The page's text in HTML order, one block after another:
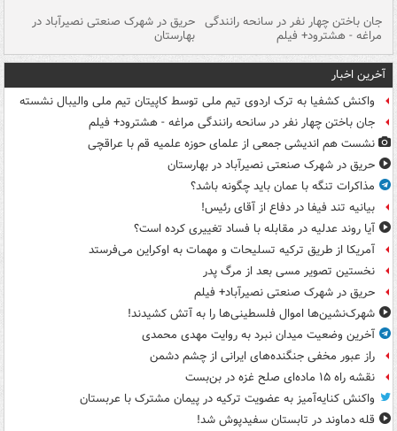
جان باختن چهار نفر در سانحه رانندگی
مراغه - هشترود+ فیلم
حریق در شهرک صنعتی نصیرآباد در
بهارستان
آخرین اخبار
واکنش کشفیا به ترک اردوی تیم ملی توسط کاپیتان تیم ملی والیبال نشسته
جان باختن چهار نفر در سانحه رانندگی مراغه - هشترود+ فیلم
نشست هم اندیشی جمعی از علمای حوزه علمیه قم با عراقچی
حریق در شهرک صنعتی نصیرآباد در بهارستان
مذاکرات تنگه با عمان باید چگونه باشد؟
بیانیه تند فیفا در دفاع از آقای رئیس!
آیا روند عدلیه در مقابله با فساد تغییری کرده است؟
آمریکا از طریق ترکیه تسلیحات و مهمات به اوکراین می‌فرستد
نخستین تصویر مسی بعد از مرگ پدر
حریق در شهرک صنعتی نصیرآباد+ فیلم
شهرک‌نشین‌ها اموال فلسطینی‌ها را به آتش کشیدند!
آخرین وضعیت میدان نبرد به روایت مهدی محمدی
راز عبور مخفی جنگنده‌های ایرانی از چشم دشمن
نقشه راه ۱۵ ماده‌ای صلح غزه در بن‌بست
واکنش کنایه‌آمیز به عضویت ترکیه در پیمان مشترک با عربستان
قله دماوند در تابستان سفیدپوش شد!